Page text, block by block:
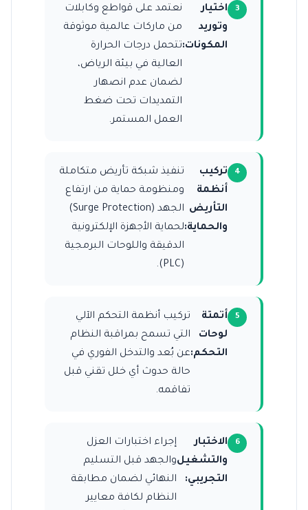
اختيار
وتوريد
المكونات:
نعتمد على قواطع وكابلات
من ماركات عالمية موثوقة
تتحمل درجات الحرارة
العالية في بيئة الرياض،
لضمان عدم انصهار
التمديدات تحت ضغط
العمل المستمر.
تركيب
أنظمة
التأريض
والحماية:
تنفيذ شبكة تأريض متكاملة
ومنظومة حماية من ارتفاع
الجهد (Surge Protection)
لحماية الأجهزة الإلكترونية
الدقيقة واللوحات البرمجية
(PLC).
أتمتة
لوحات
التحكم:
تركيب أنظمة التحكم الآلي
التي تسمح بمراقبة النظام
عن بُعد والتدخل الفوري في
حالة حدوث أي خلل تقني قبل
تفاقمه.
الاختبار
والتشغيل
التجريبي:
إجراء اختبارات العزل
والجهد قبل التسليم
النهائي لضمان مطابقة
النظام لكافة معايير